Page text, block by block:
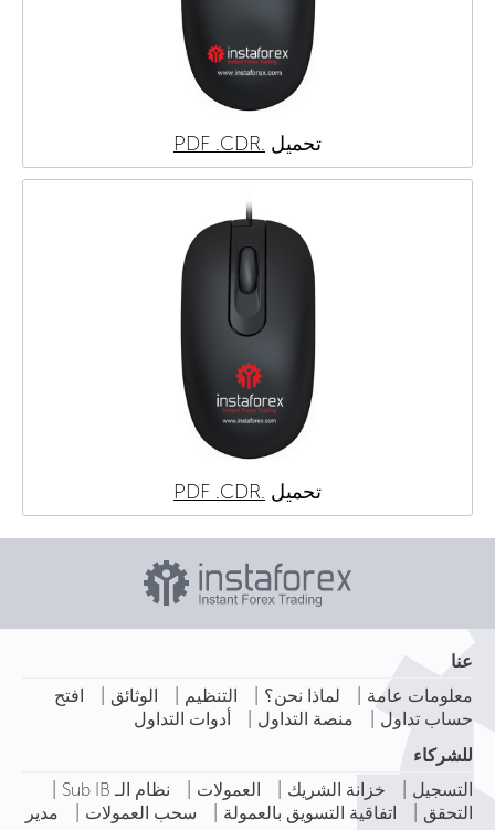
تحميل .PDF
.CDR
تحميل .PDF
.CDR
عنا
معلومات عامة
لماذا نحن؟ التنظيم الوثائق
افتح
حساب تداول
منصة التداول
أدوات التداول
للشركاء
التسجيل
خزانة الشريك العمولات نظام الـ Sub IB
التحقق اتفاقية التسويق بالعمولة سحب العمولات
مدير